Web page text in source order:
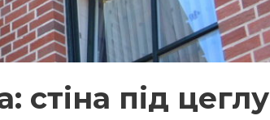
стіна під цеглу